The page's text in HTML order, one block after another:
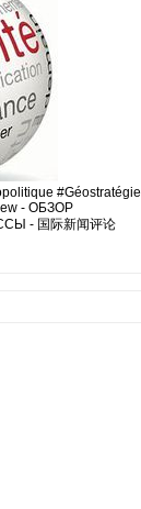
#Géostratégie
- ОБЗОР
- 国际新闻评论